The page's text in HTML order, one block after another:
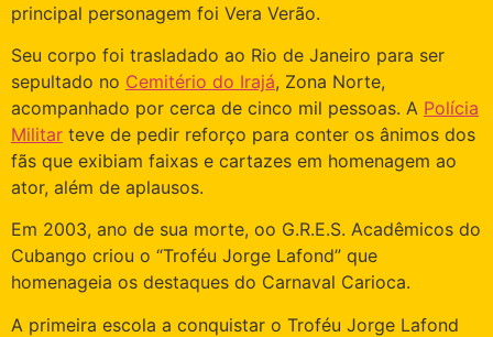
principal personagem foi Vera Verão.
Seu corpo foi trasladado ao Rio de Janeiro para ser
sepultado no Cemitério do Irajá, Zona Norte,
acompanhado por cerca de cinco mil pessoas. A Polícia
Militar teve de pedir reforço para conter os ânimos dos
fãs que exibiam faixas e cartazes em homenagem ao
ator, além de aplausos.
Em 2003, ano de sua morte, oo G.R.E.S. Acadêmicos do
Cubango criou o “Troféu Jorge Lafond” que
homenageia os destaques do Carnaval Carioca.
A primeira escola a conquistar o Troféu Jorge Lafond